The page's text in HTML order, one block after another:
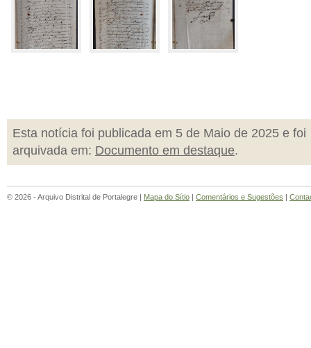
Esta notícia foi publicada em 5 de Maio de 2025 e foi
arquivada em: Documento em destaque.
© 2026 - Arquivo Distrital de Portalegre | Mapa do Sítio | Comentários e Sugestões |